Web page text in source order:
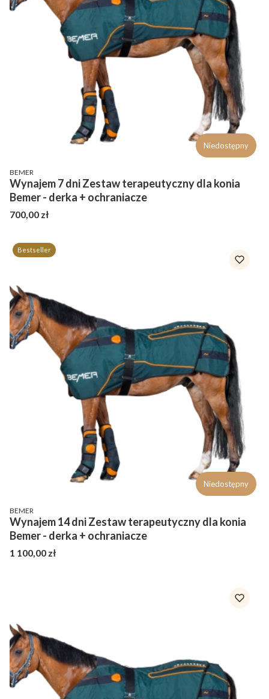
Niedostępny
PRODUCENT
BEMER
Wynajem 7 dni Zestaw terapeutyczny dla konia
Bemer - derka + ochraniacze
Cena
700,00 zł
Bestseller
Niedostępny
PRODUCENT
BEMER
Wynajem 14 dni Zestaw terapeutyczny dla konia
Bemer - derka + ochraniacze
Cena
1 100,00 zł